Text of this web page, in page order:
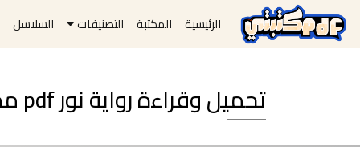
الرئيسية المكتبة التصنيفات السلاسل
تحميل وقراءة رواية نور pdf مجاناً